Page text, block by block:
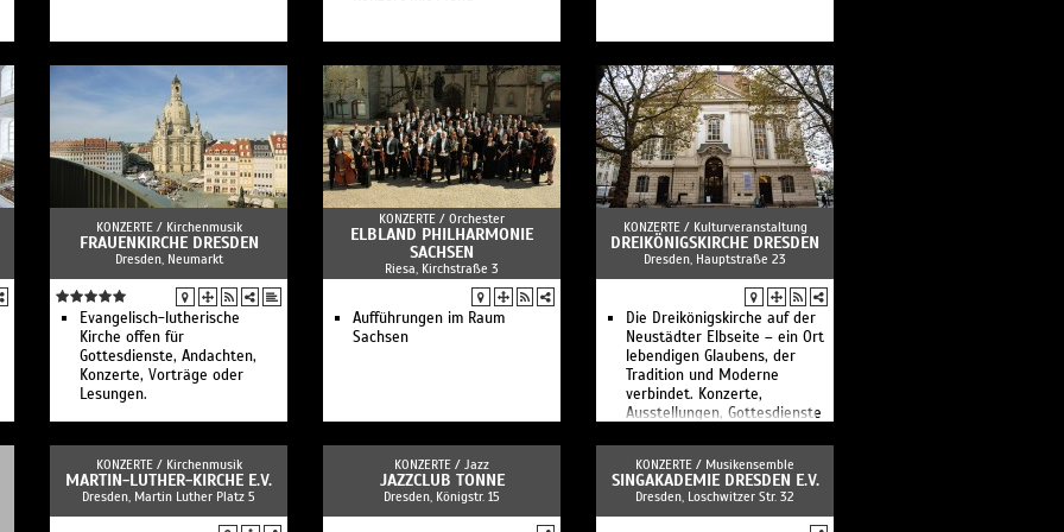
KONZERTE / Kirchenmusik
FRAUENKIRCHE DRESDEN
Dresden, Neumarkt
Evangelisch-lutherische
Kirche offen für
Gottesdienste, Andachten,
Konzerte, Vorträge oder
Lesungen.
KONZERTE / Orchester
ELBLAND PHILHARMONIE
SACHSEN
Riesa, Kirchstraße 3
Aufführungen im Raum
Sachsen
KONZERTE / Kulturveranstaltung
DREIKÖNIGSKIRCHE DRESDEN
Dresden, Hauptstraße 23
Die Dreikönigskirche auf der
Neustädter Elbseite – ein Ort
lebendigen Glaubens, der
Tradition und Moderne
verbindet. Konzerte,
Ausstellungen, Gottesdienste
KONZERTE / Kirchenmusik
MARTIN-LUTHER-KIRCHE E.V.
Dresden, Martin Luther Platz 5
KONZERTE / Jazz
JAZZCLUB TONNE
Dresden, Königstr. 15
KONZERTE / Musikensemble
SINGAKADEMIE DRESDEN E.V.
Dresden, Loschwitzer Str. 32